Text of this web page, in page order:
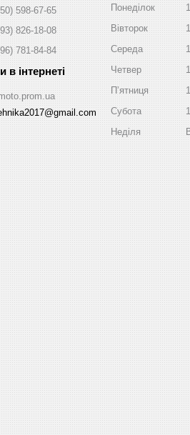
598-67-65
826-18-08
781-84-84
Понеділок
Вівторок
Середа
Четвер
Пʼятниця
Субота
Неділя